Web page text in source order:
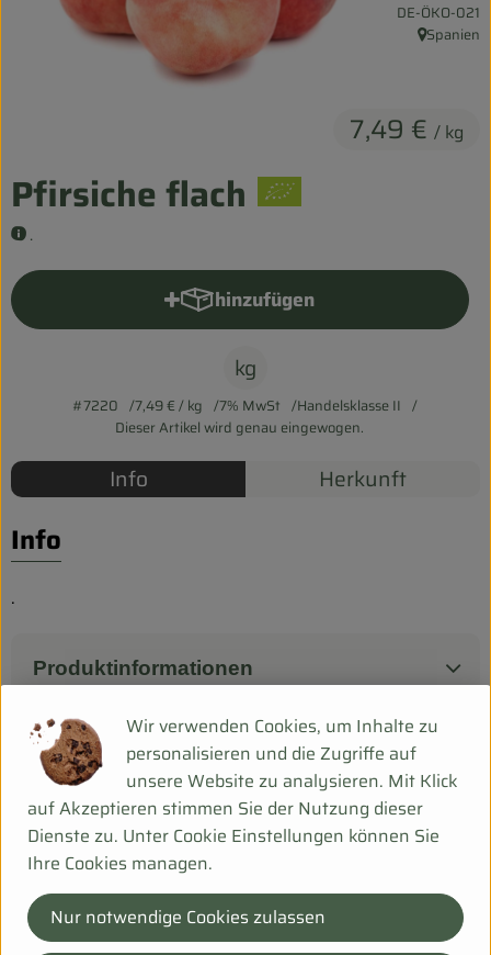
Entspannt durch die FERIEN
Obst & Gemüse
Getränke
Biokorb so geht`s
Pferdepension & Reitbetrieb
Pfirsiche flach
.
7,49 € / kg
, Kontrollstelle:
DE-ÖKO-021
, Herkunft:
Spanien
hinzufügen
Produkt zum Warenkorb
kg
#7220 7,49 €/ kg 7% MwSt
Handelsklasse II
Dieser Artikel wird genau eingewogen.
Info Herkunft
Info
.
Produktinformationen
Herkunft
Hersteller: 9FF
Spanien
Bei Fragen helfen wir Dir gerne weiter!
Wir verwenden Cookies, um Inhalte zu
personalisieren und die Zugriffe auf
unsere Website zu analysieren. Mit Klick
auf Akzeptieren stimmen Sie der Nutzung dieser
Dienste zu. Unter Cookie Einstellungen können Sie
Ihre Cookies managen.
Nur notwendige Cookies zulassen